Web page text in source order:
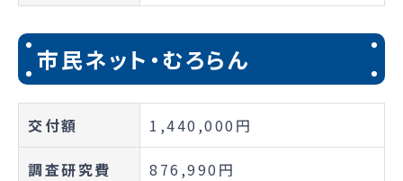
市民ネット・むろらん
交付額 1,440,000円
調査研究費 876,990円